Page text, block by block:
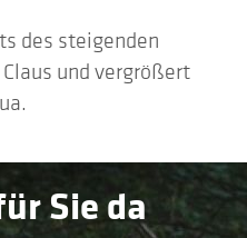
des steigenden
und vergrößert
Sie da